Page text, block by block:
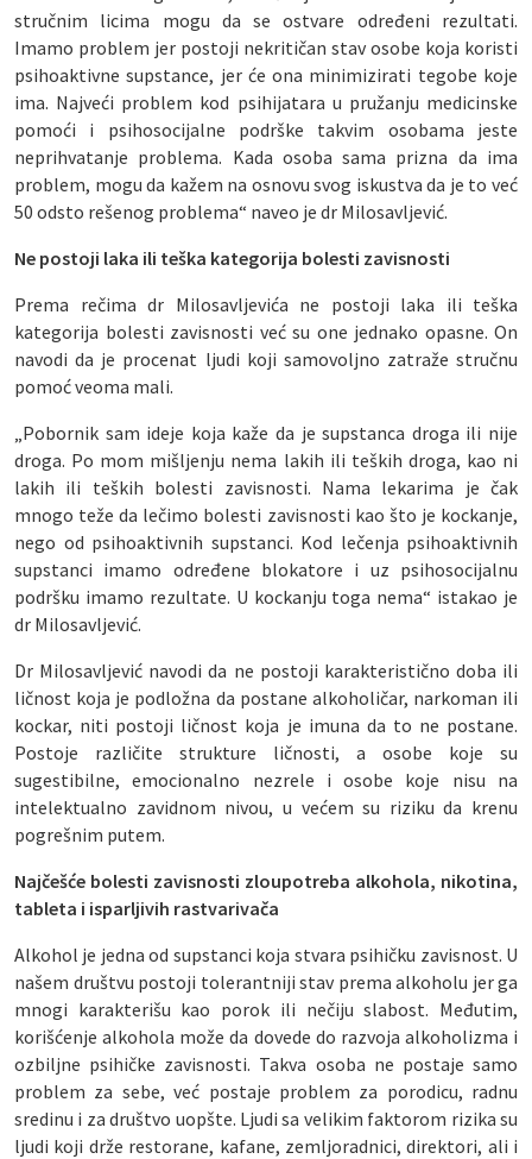
stručnim licima mogu da se ostvare određeni rezultati.
Imamo problem jer postoji nekritičan stav osobe koja koristi
psihoaktivne supstance, jer će ona minimizirati tegobe koje
ima. Najveći problem kod psihijatara u pružanju medicinske
pomoći i psihosocijalne podrške takvim osobama jeste
neprihvatanje problema. Kada osoba sama prizna da ima
problem, mogu da kažem na osnovu svog iskustva da je to već
50 odsto rešenog problema“ naveo je dr Milosavljević.
Ne postoji laka ili teška kategorija bolesti zavisnosti
Prema rečima dr Milosavljevića ne postoji laka ili teška
kategorija bolesti zavisnosti već su one jednako opasne. On
navodi da je procenat ljudi koji samovoljno zatraže stručnu
pomoć veoma mali.
„Pobornik sam ideje koja kaže da je supstanca droga ili nije
droga. Po mom mišljenju nema lakih ili teških droga, kao ni
lakih ili teških bolesti zavisnosti. Nama lekarima je čak
mnogo teže da lečimo bolesti zavisnosti kao što je kockanje,
nego od psihoaktivnih supstanci. Kod lečenja psihoaktivnih
supstanci imamo određene blokatore i uz psihosocijalnu
podršku imamo rezultate. U kockanju toga nema“ istakao je
dr Milosavljević.
Dr Milosavljević navodi da ne postoji karakteristično doba ili
ličnost koja je podložna da postane alkoholičar, narkoman ili
kockar, niti postoji ličnost koja je imuna da to ne postane.
Postoje različite strukture ličnosti, a osobe koje su
sugestibilne, emocionalno nezrele i osobe koje nisu na
intelektualno zavidnom nivou, u većem su riziku da krenu
pogrešnim putem.
Najčešće bolesti zavisnosti zloupotreba alkohola, nikotina,
tableta i isparljivih rastvarivača
Alkohol je jedna od supstanci koja stvara psihičku zavisnost. U
našem društvu postoji tolerantniji stav prema alkoholu jer ga
mnogi karakterišu kao porok ili nečiju slabost. Međutim,
korišćenje alkohola može da dovede do razvoja alkoholizma i
ozbiljne psihičke zavisnosti. Takva osoba ne postaje samo
problem za sebe, već postaje problem za porodicu, radnu
sredinu i za društvo uopšte. Ljudi sa velikim faktorom rizika su
ljudi koji drže restorane, kafane, zemljoradnici, direktori, ali i